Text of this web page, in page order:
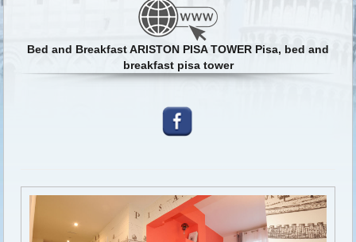
Bed and Breakfast ARISTON PISA TOWER Pisa, bed and
breakfast pisa tower